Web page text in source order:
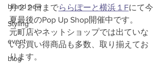
brand new
Styling
event
blog
月２２日までららぽーと横浜１Fにて今
夏最後のPop Up Shop開催中です。
元町店やネットショップでは出ていな
いお買い得商品も多数、取り揃えてお
ります。